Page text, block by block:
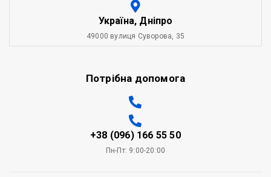
Україна, Дніпро
49000 вулиця Суворова, 35
Потрібна допомога
+38 (096) 166 55 50
Пн-Пт: 9:00-20:00